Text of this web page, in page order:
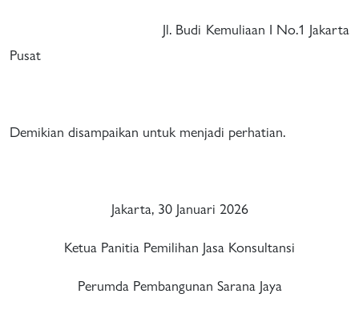
Jl. Budi Kemuliaan I No.1 Jakarta
Pusat
Demikian disampaikan untuk menjadi perhatian.
Jakarta, 30 Januari 2026
Ketua Panitia Pemilihan Jasa Konsultansi
Perumda Pembangunan Sarana Jaya